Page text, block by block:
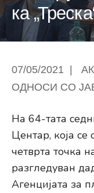
ка
07/05/2021
ОДНОСИ СО
На 64-тата
Центар, која се
четврта точка
разгледуван
Агенцијата за